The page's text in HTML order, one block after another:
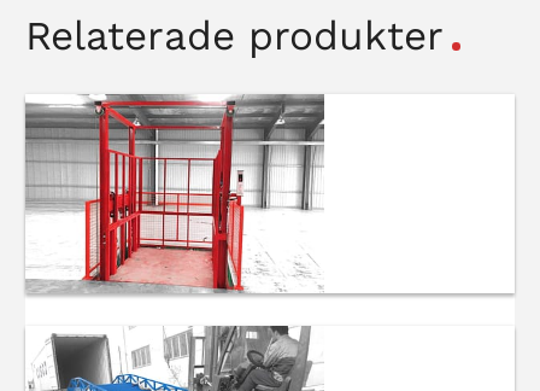
Relaterade produkter
Hydraulisk
lastlyft